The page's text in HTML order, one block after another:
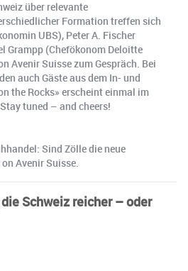
über relevante
Formation treffen sich
UBS), Peter A. Fischer
Grampp (Chefökonom Deloitte
Avenir Suisse zum Gespräch. Bei
auch Gäste aus dem In- und
the Rocks» erscheint einmal im
tuned – and cheers!
Sind Zölle die neue
Avenir Suisse.
Schweiz reicher – oder